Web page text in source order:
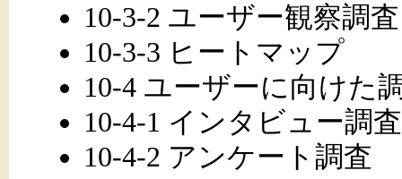
10-3-2 ユーザー観察調査
10-3-3 ヒートマップ
10-4 ユーザーに向けた
10-4-1 インタビュー調査
10-4-2 アンケート調査